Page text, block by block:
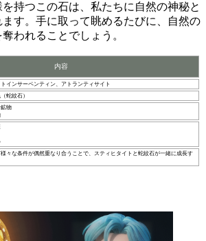
持つこの石は、私たちに自然の神秘と
す。手に取って眺めるたびに、自然の
われることでしょう。
内容
インサーペンティン、アトランティサイト
蛇紋石）
物
々な条件が偶然重なり合うことで、スティヒタイトと蛇紋石が一緒に成長す